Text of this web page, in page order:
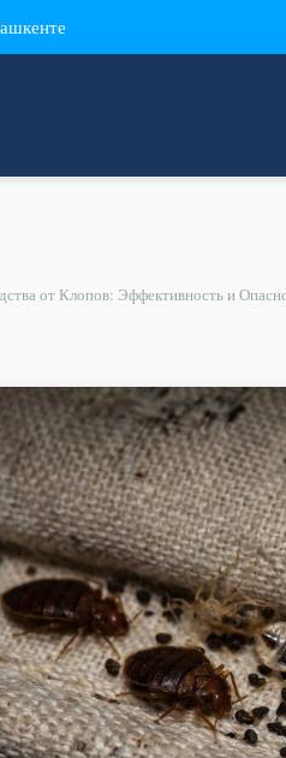
от Клопов: Эффективность и